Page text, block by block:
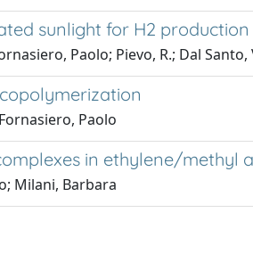
sunlight for H2
Paolo; Pievo, R.; Dal Santo,
Paolo
in ethylene/methyl
Milani, Barbara